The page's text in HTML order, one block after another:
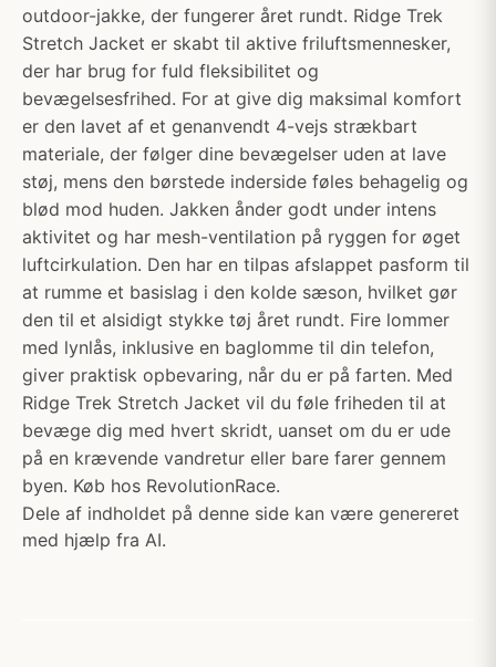
outdoor-jakke, der fungerer året rundt. Ridge Trek
Stretch Jacket er skabt til aktive friluftsmennesker,
der har brug for fuld fleksibilitet og
bevægelsesfrihed. For at give dig maksimal komfort
er den lavet af et genanvendt 4-vejs strækbart
materiale, der følger dine bevægelser uden at lave
støj, mens den børstede inderside føles behagelig og
blød mod huden. Jakken ånder godt under intens
aktivitet og har mesh-ventilation på ryggen for øget
luftcirkulation. Den har en tilpas afslappet pasform til
at rumme et basislag i den kolde sæson, hvilket gør
den til et alsidigt stykke tøj året rundt. Fire lommer
med lynlås, inklusive en baglomme til din telefon,
giver praktisk opbevaring, når du er på farten. Med
Ridge Trek Stretch Jacket vil du føle friheden til at
bevæge dig med hvert skridt, uanset om du er ude
på en krævende vandretur eller bare farer gennem
byen. Køb hos RevolutionRace.
Dele af indholdet på denne side kan være genereret
med hjælp fra AI.